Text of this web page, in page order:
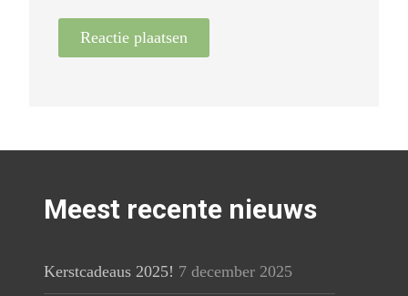
Meest recente nieuws
Kerstcadeaus 2025! 7 december 2025